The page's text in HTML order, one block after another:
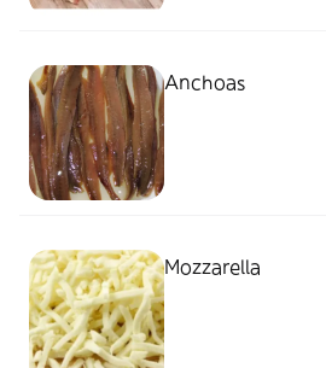
Anchoas
Mozzarella